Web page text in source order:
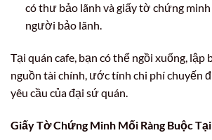
có thư bảo lãnh và giấy tờ chứng
người bảo lãnh.
Tại quán cafe, bạn có thể ngồi xuống, lập
nguồn tài chính, ước tính chi phí chuyến
yêu cầu của đại sứ quán.
Giấy Tờ Chứng Minh Mối Ràng Buộc